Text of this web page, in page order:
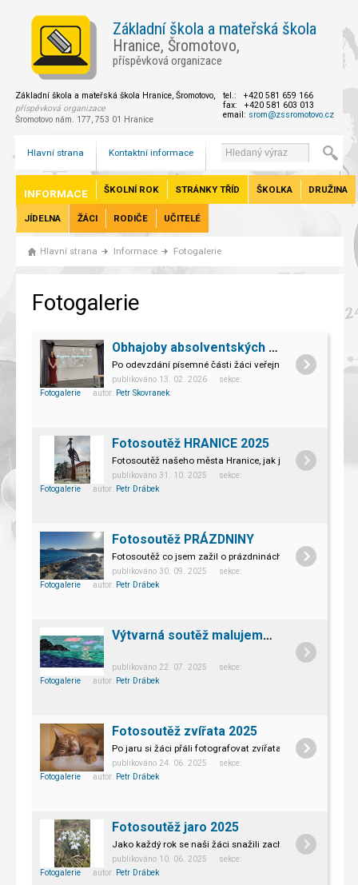
Základní škola a mateřská škola
Hranice, Šromotovo,
příspěvková organizace
Základní škola a mateřská škola Hranice, Šromotovo,
příspěvková organizace
Šromotovo nám. 177, 753 01 Hranice
tel.: +420 581 659 166
fax: +420 581 603 013
email: srom@zssromotovo.cz
Hlavní strana Kontaktní informace
INFORMACE ŠKOLNÍ ROK STRÁNKY TŘÍD ŠKOLKA DRUŽINA
JÍDELNA ŽÁCI RODIČE UČITELÉ
Hlavní strana Informace Fotogalerie
Fotogalerie
Obhajoby absolventských prací žáků 9. ročníku.
Po odevzdání písemné části žáci veřejně a před komisí
publikováno 13. 02. 2026 sekce:
Fotogalerie autor: Petr Skovranek
Fotosoutěž HRANICE 2025
Fotosoutěž našeho města Hranice, jak jej vidí žáci naší
publikováno 31. 10. 2025 sekce:
Fotogalerie autor: Petr Drábek
Fotosoutěž PRÁZDNINY
Fotosoutěž co jsem zažil o prázdninách
publikováno 30. 09. 2025 sekce:
Fotogalerie autor: Petr Drábek
Výtvarná soutěž malujeme myší
publikováno 22. 07. 2025 sekce:
Fotogalerie autor: Petr Drábek
Fotosoutěž zvířata 2025
Po jaru si žáci přáli fotografovat zvířata, uspořádali
publikováno 24. 06. 2025 sekce:
Fotogalerie autor: Petr Drábek
Fotosoutěž jaro 2025
Jako každý rok se naši žáci snažili zachytit jaro v jeho
publikováno 10. 06. 2025 sekce:
Fotogalerie autor: Petr Drábek